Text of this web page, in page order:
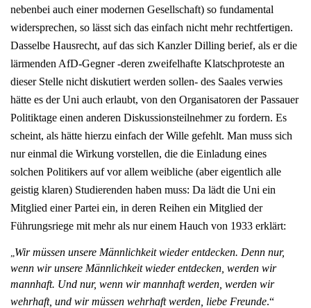
nebenbei auch einer modernen Gesellschaft) so fundamental
widersprechen, so lässt sich das einfach nicht mehr rechtfertigen.
Dasselbe Hausrecht, auf das sich Kanzler Dilling berief, als er die
lärmenden AfD-Gegner -deren zweifelhafte Klatschproteste an
dieser Stelle nicht diskutiert werden sollen- des Saales verwies
hätte es der Uni auch erlaubt, von den Organisatoren der Passauer
Politiktage einen anderen Diskussionsteilnehmer zu fordern. Es
scheint, als hätte hierzu einfach der Wille gefehlt. Man muss sich
nur einmal die Wirkung vorstellen, die die Einladung eines
solchen Politikers auf vor allem weibliche (aber eigentlich alle
geistig klaren) Studierenden haben muss: Da lädt die Uni ein
Mitglied einer Partei ein, in deren Reihen ein Mitglied der
Führungsriege mit mehr als nur einem Hauch von 1933 erklärt:
„Wir müssen unsere Männlichkeit wieder entdecken. Denn nur,
wenn wir unsere Männlichkeit wieder entdecken, werden wir
mannhaft. Und nur, wenn wir mannhaft werden, werden wir
wehrhaft, und wir müssen wehrhaft werden, liebe Freunde.“